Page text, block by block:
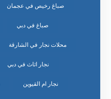
صباغ رخيص في عجمان
صباغ في دبي
محلات نجار في الشارقة
نجار اثاث في دبي
نجار ام القيوين